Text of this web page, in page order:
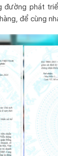
đường phát
để cùng